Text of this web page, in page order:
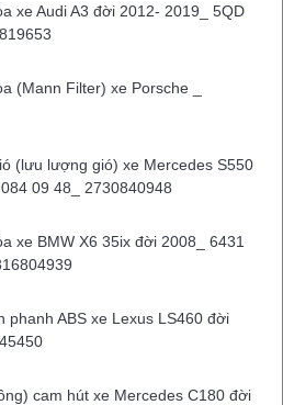
cho biết, do không biết phương
với phương tiện khác khi đang
Ngay sau đó, tài xế S. đã đến cơ
giấy triệu tập.
cảnh tài xế S. khó khăn, lái xe
bồi thường cho nạn nhân là tài xế
Đỗ Loan
xe Audi A3 đời 2012- 2019_ 5QD
(Mann Filter) xe Porsche _
(lưu lượng gió) xe Mercedes S550
09 48_ 2730840948
xe BMW X6 35ix đời 2008_ 6431
phanh ABS xe Lexus LS460 đời
cam hút xe Mercedes C180 đời